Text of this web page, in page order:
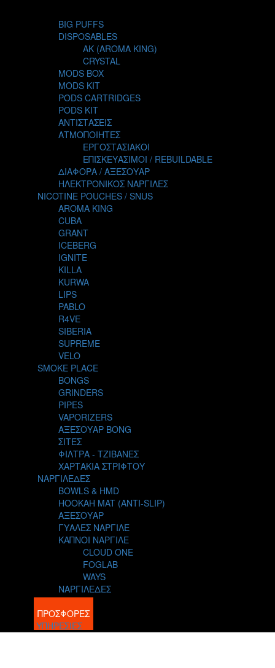
NUBO
OMERTA LIQUIDS
OPMH PROJECT
S-ELF JUICE
SADBOY
SCANDAL
SECRET FOREST
STEAM CITY LIQUIDS
STEAM TRAIN
STEAMPUNK
TALES
TATTOO
THE ALCHEMIST
THE SMOKER'S CLUB
TIKI MAHU
TWIST
VGOD
WILD ZOO
YETI
BIG PUFFS
DISPOSABLES
AK (AROMA KING)
CRYSTAL
MODS BOX
MODS KIT
PODS CARTRIDGES
PODS KIT
ΑΝΤΙΣΤΑΣΕΙΣ
ΑΤΜΟΠΟΙΗΤΕΣ
ΕΡΓΟΣΤΑΣΙΑΚΟΙ
ΕΠΙΣΚΕΥΑΣΙΜΟΙ / REBUILDABLE
ΔΙΑΦΟΡΑ / ΑΞΕΣΟΥΑΡ
ΗΛΕΚΤΡΟΝΙΚΟΣ ΝΑΡΓΙΛΕΣ
NICOTINE POUCHES / SNUS
AROMA KING
CUBA
GRANT
ICEBERG
IGNITE
KILLA
KURWA
LIPS
PABLO
R4VE
SIBERIA
SUPREME
VELO
SMOKE PLACE
BONGS
GRINDERS
PIPES
VAPORIZERS
ΑΞΕΣΟΥΑΡ BONG
ΣΙΤΕΣ
ΦΙΛΤΡΑ - ΤΖΙΒΑΝΕΣ
ΧΑΡΤΑΚΙΑ ΣΤΡΙΦΤΟΥ
ΝΑΡΓΙΛΕΔΕΣ
BOWLS & HMD
HOOKAH MAT (ANTI-SLIP)
ΑΞΕΣΟΥΑΡ
ΓΥΑΛΕΣ ΝΑΡΓΙΛΕ
ΚΑΠΝΟΙ ΝΑΡΓΙΛΕ
CLOUD ONE
FOGLAB
WAYS
ΝΑΡΓΙΛΕΔΕΣ
BLOG
ΠΡΟΣΦΟΡΕΣ
ΥΠΗΡΕΣΙΕΣ